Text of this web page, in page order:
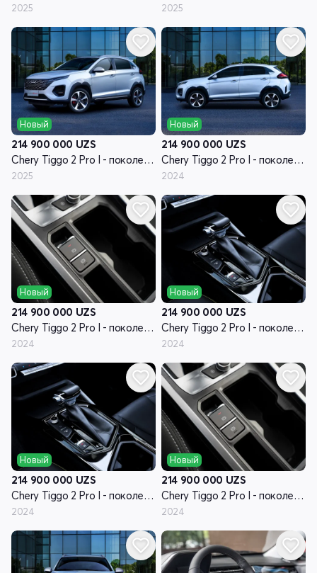
2025 2025
Новый
214 900 000 UZS
Chery Tiggo 2 Pro I - поколение рестайлинг
2025
Новый
214 900 000 UZS
Chery Tiggo 2 Pro I - поколение
2024
Новый
214 900 000 UZS
Chery Tiggo 2 Pro I - поколение
2024
Новый
214 900 000 UZS
Chery Tiggo 2 Pro I - поколение
2024
Новый
214 900 000 UZS
Chery Tiggo 2 Pro I - поколение
2024
Новый
214 900 000 UZS
Chery Tiggo 2 Pro I - поколение
2024